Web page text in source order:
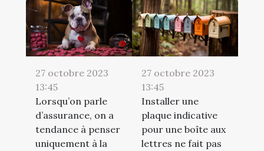
27 octobre 2023
13:45
Lorsqu’on parle
d’assurance, on a
tendance à penser
uniquement à la
27 octobre 2023
13:45
Installer une
plaque indicative
pour une boîte aux
lettres ne fait pas